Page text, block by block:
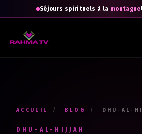
Séjours spirituels à la montagne
ACCUEIL / BLOG / DHU-AL-
DHU-AL-HIJJAH
apprendre comprendreet
Votre prénom *